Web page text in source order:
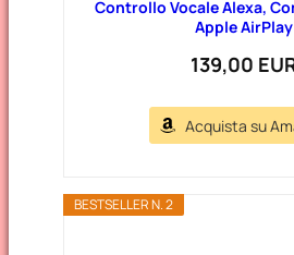
Controllo Vocale Alexa,
Apple AirPlay
139,00
Acquista su
BESTSELLER N. 2